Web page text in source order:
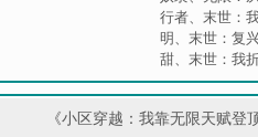
行者、 末世：
明 、 末世：复
甜、 末世：我
《小区穿越：我靠无限天赋